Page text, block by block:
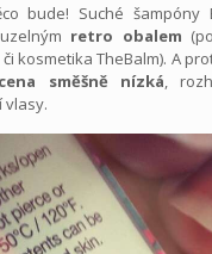
bude! Suché šampóny
retro obalem
kosmetika TheBalm). A
cena směšně nízká,
vlasy.